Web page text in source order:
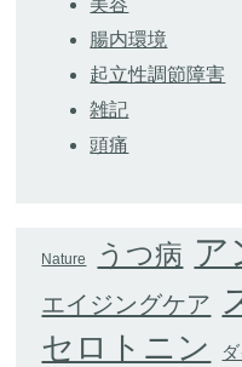
美容
腸内環境
起立性調節障害
雑記
頭痛
Nature うつ病 ア
エイジングケア
セロトニン